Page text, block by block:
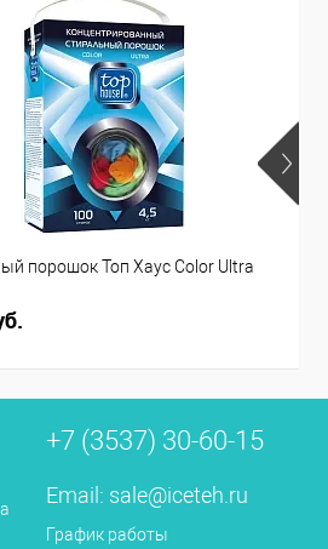
порошок Топ Хаус Color Ultra
+7 (3537) 30-60-15
Email: sale@iceteh.ru
График работы